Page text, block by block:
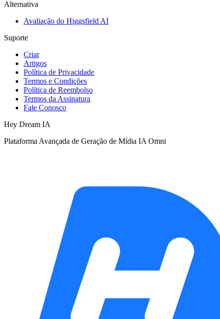
Alternativa
Avaliação do Higgsfield AI
Suporte
Criar
Artigos
Política de Privacidade
Termos e Condições
Política de Reembolso
Termos da Assinatura
Fale Conosco
Hey Dream IA
Plataforma Avançada de Geração de Mídia IA Omni